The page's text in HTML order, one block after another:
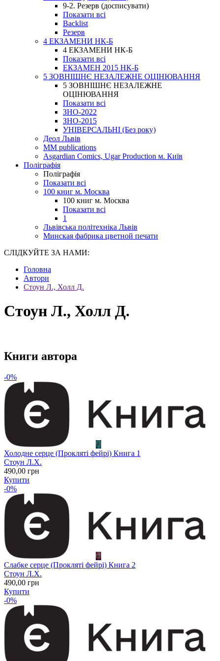
9-2. Резерв (досписувати)
Показати всі
Backlist
Резерв
4 ЕКЗАМЕНИ НК-Б
4 ЕКЗАМЕНИ НК-Б
Показати всі
ЕКЗАМЕН 2015 НК-Б
5 ЗОВНІШНЄ НЕЗАЛЕЖНЕ ОЦІНЮВАННЯ
5 ЗОВНІШНЄ НЕЗАЛЕЖНЕ
ОЦІНЮВАННЯ
Показати всі
ЗНО-2022
ЗНО-2015
УНІВЕРСАЛЬНІ (Без року)
Деол Львів
MM publications
Asgardian Comics, Ugar Production м. Київ
Поліграфія
Поліграфія
Показати всі
100 книг м. Москва
100 книг м. Москва
Показати всі
1
Львівська політехніка Львів
Минская фабрика цветной печати
СЛІДКУЙТЕ ЗА НАМИ:
Головна
Автори
Стоун Л., Холл Д.
Стоун Л., Холл Д.
Книги автора
-0%
Холодне серце (Прокляті фейрі) Книга 1
Стоун Л.Х.
490,00 грн
Купити
-0%
Слабке серце (Прокляті фейрі) Книга 2
Стоун Л.Х.
490,00 грн
Купити
-0%